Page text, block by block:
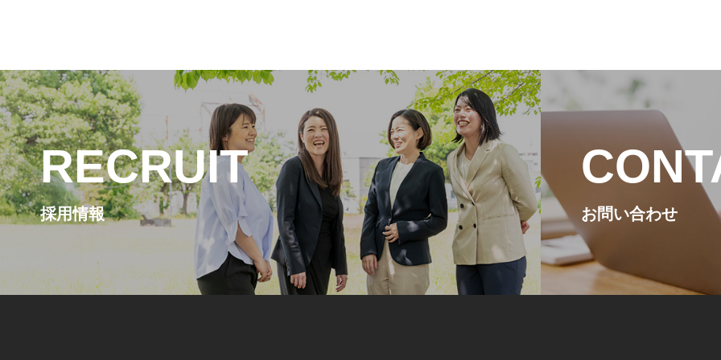
RECRUIT
採用情報 お問い合わせ